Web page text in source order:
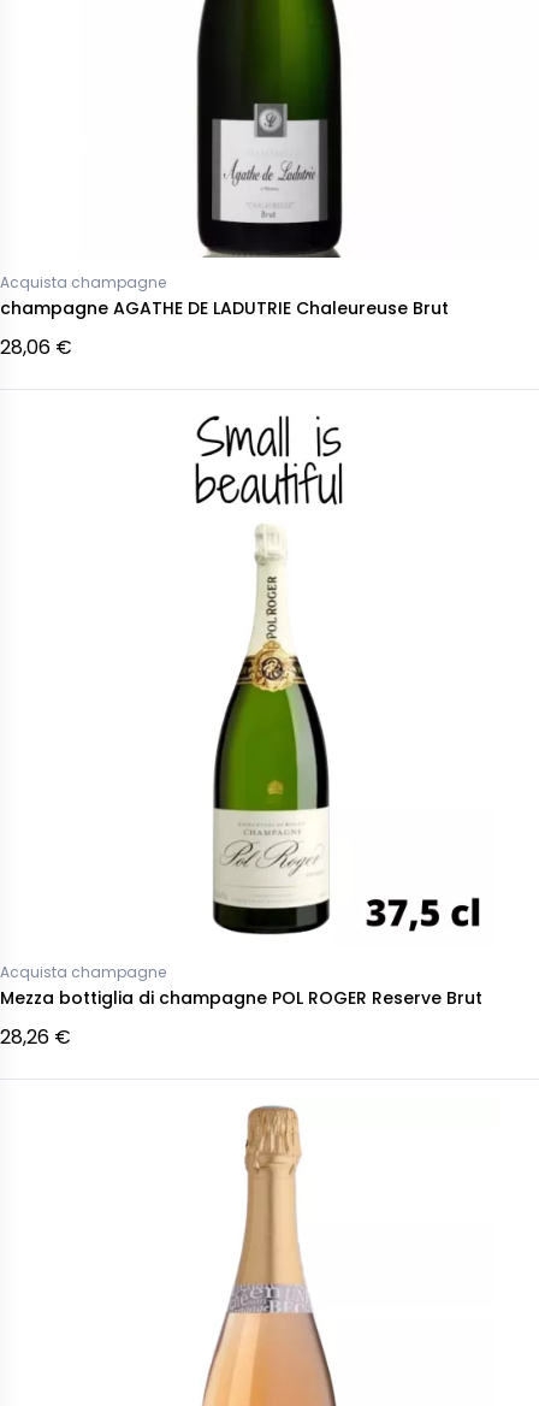
Acquista champagne
champagne AGATHE DE LADUTRIE Chaleureuse Brut
28,06 €
Acquista champagne
Mezza bottiglia di champagne POL ROGER Reserve Brut
28,26 €